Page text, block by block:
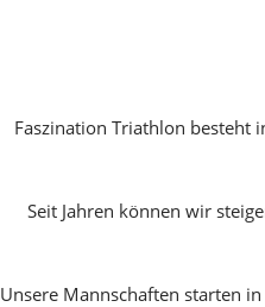
Faszination Triathlon besteht
Seit Jahren können wir
Unsere Mannschaften starten